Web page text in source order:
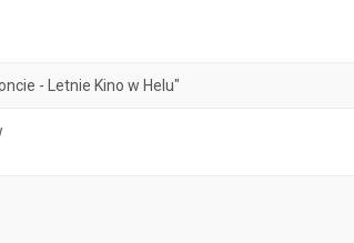
- Letnie Kino w Helu"